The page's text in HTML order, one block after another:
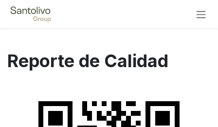
Ir al contenido
Reporte de Calidad